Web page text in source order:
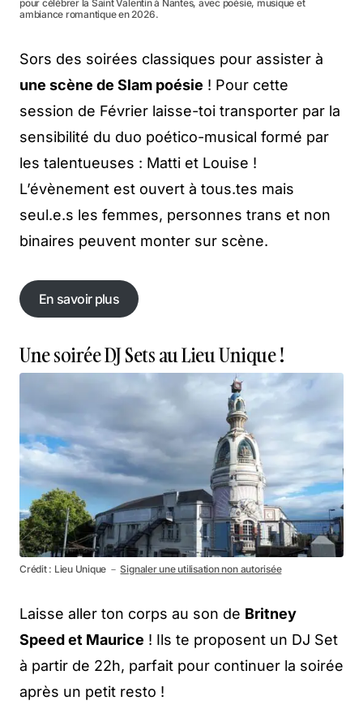
pour célébrer la Saint Valentin à Nantes, avec poésie, musique et
ambiance romantique en 2026.
Sors des soirées classiques pour assister à
une scène de Slam poésie ! Pour cette
session de Février laisse-toi transporter par la
sensibilité du duo poético-musical formé par
les talentueuses : Matti et Louise !
L’évènement est ouvert à tous.tes mais
seul.e.s les femmes, personnes trans et non
binaires peuvent monter sur scène.
En savoir plus
En savoir plus
Une soirée DJ Sets au Lieu Unique !
Crédit : Lieu Unique －Signaler une utilisation non autorisée
Laisse aller ton corps au son de Britney
Speed et Maurice ! Ils te proposent un DJ Set
à partir de 22h, parfait pour continuer la soirée
après un petit resto !